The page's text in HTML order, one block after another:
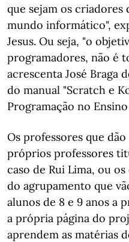
que sejam os criadores
mundo informático",
Jesus. Ou seja, "o
programadores, não é
acrescenta José Braga
do manual "Scratch e
Programação no Ensino
Os professores que
próprios professores
caso de Rui Lima, ou
do agrupamento que
alunos de 8 e 9 anos a
a própria página do
aprendem as matérias